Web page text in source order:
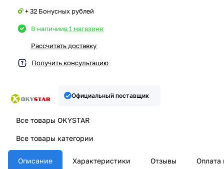
+ 32 Бонусных рублей
В наличиив 1 магазине
Рассчитать доставку
Получить консультацию
Официальный поставщик
Все товары OKYSTAR
Все товары категории
Описание Характеристики Отзывы Оплата